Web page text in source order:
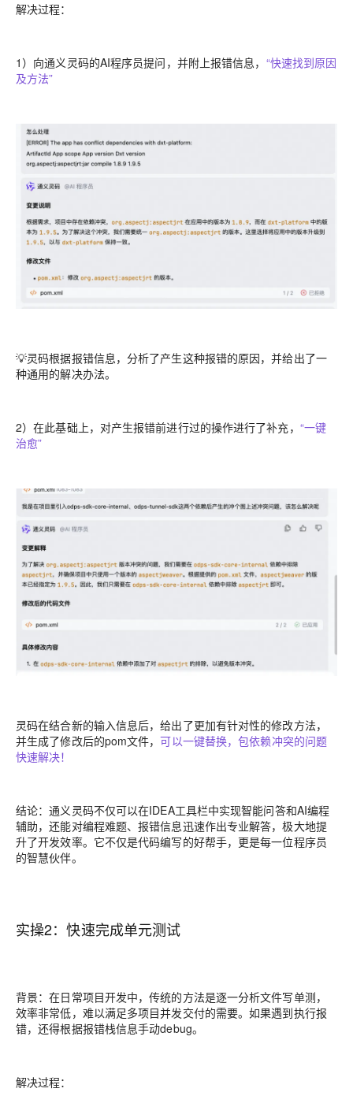
解决过程：
1）向通义灵码的AI程序员提问，并附上报错信息， “快速找到原因
及方法”
💡灵码根据报错信息，分析了产生这种报错的原因，并给出了一
种通用的解决办法。
2）在此基础上，对产生报错前进行过的操作进行了补充， “一键
治愈”
灵码在结合新的输入信息后，给出了更加有针对性的修改方法，
并生成了修改后的pom文件，可以一键替换，包依赖冲突的问题
快速解决！
结论：通义灵码不仅可以在IDEA工具栏中实现智能问答和AI编程
辅助，还能对编程难题、报错信息迅速作出专业解答，极大地提
升了开发效率。它不仅是代码编写的好帮手，更是每一位程序员
的智慧伙伴。
实操2：快速完成单元测试
背景：在日常项目开发中，传统的方法是逐一分析文件写单测，
效率非常低，难以满足多项目并发交付的需要。如果遇到执行报
错，还得根据报错栈信息手动debug。
解决过程：